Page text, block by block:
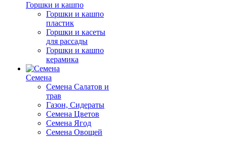
Горшки и кашпо
Горшки и кашпо
пластик
Горшки и касеты
для рассады
Горшки и кашпо
керамика
Семена
Семена Салатов и
трав
Газон, Сидераты
Семена Цветов
Семена Ягод
Семена Овощей